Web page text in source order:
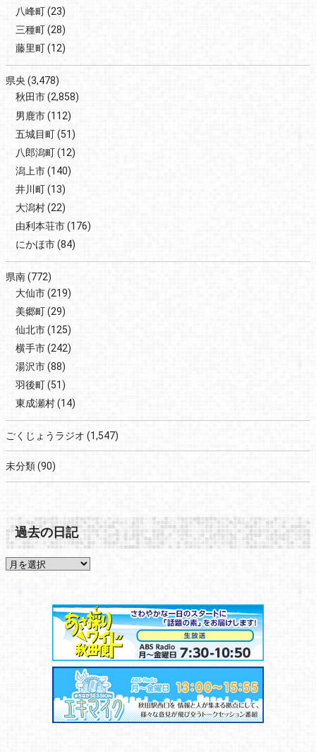
八峰町(23)
三種町(28)
藤里町(12)
県央 (3,478)
秋田市(2,858)
男鹿市(112)
五城目町(51)
八郎潟町(12)
潟上市(140)
井川町(13)
大潟村(22)
由利本荘市(176)
にかほ市(84)
県南(772)
大仙市(219)
美郷町(29)
仙北市(125)
横手市(242)
湯沢市(88)
羽後町(51)
東成瀬村(14)
ごくじょうラジオ (1,547)
未分類(90)
過去の日記